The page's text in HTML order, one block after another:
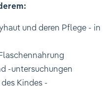
und deren Pflege - in
-untersuchungen
Kindes -